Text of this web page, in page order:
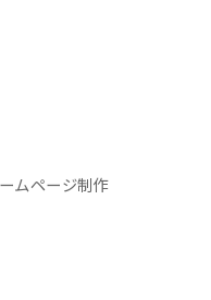
ムページ制作